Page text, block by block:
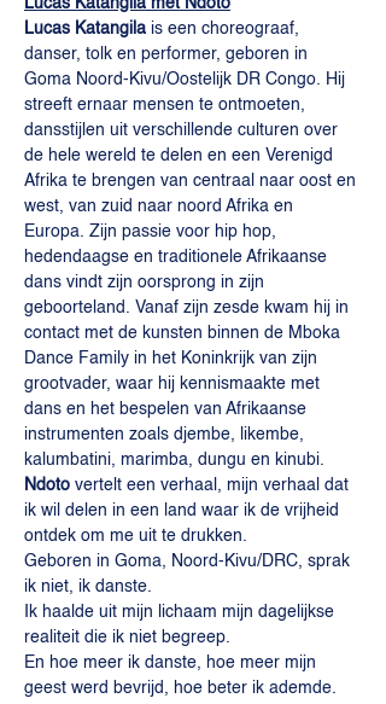
Lucas Katangila met Ndoto
Lucas Katangila is een choreograaf,
danser, tolk en performer, geboren in
Goma Noord-Kivu/Oostelijk DR Congo. Hij
streeft ernaar mensen te ontmoeten,
dansstijlen uit verschillende culturen over
de hele wereld te delen en een Verenigd
Afrika te brengen van centraal naar oost en
west, van zuid naar noord Afrika en
Europa. Zijn passie voor hip hop,
hedendaagse en traditionele Afrikaanse
dans vindt zijn oorsprong in zijn
geboorteland. Vanaf zijn zesde kwam hij in
contact met de kunsten binnen de Mboka
Dance Family in het Koninkrijk van zijn
grootvader, waar hij kennismaakte met
dans en het bespelen van Afrikaanse
instrumenten zoals djembe, likembe,
kalumbatini, marimba, dungu en kinubi.
Ndoto vertelt een verhaal, mijn verhaal dat
ik wil delen in een land waar ik de vrijheid
ontdek om me uit te drukken.
Geboren in Goma, Noord-Kivu/DRC, sprak
ik niet, ik danste.
Ik haalde uit mijn lichaam mijn dagelijkse
realiteit die ik niet begreep.
En hoe meer ik danste, hoe meer mijn
geest werd bevrijd, hoe beter ik ademde.